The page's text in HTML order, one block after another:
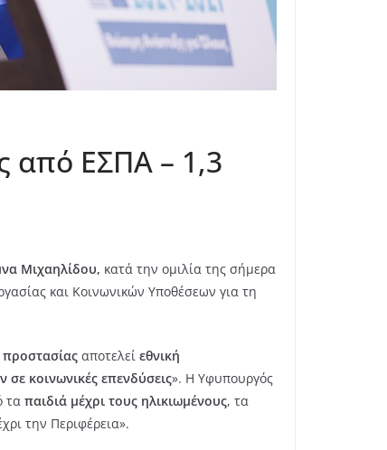
από ΕΣΠΑ – 1,3
Μιχαηλίδου, κατά την ομιλία της σήμερα
και Κοινωνικών Υποθέσεων για τη
προστασίας αποτελεί εθνική
κοινωνικές επενδύσεις». Η Υφυπουργός
τα παιδιά μέχρι τους ηλικιωμένους, τα
την Περιφέρεια».